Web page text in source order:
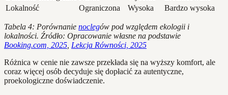
Lokalność
Ograniczona Wysoka Bardzo wysoka
Tabela 4: Porównanie noclegów pod względem ekologii i
lokalności. Źródło: Opracowanie własne na podstawie
Booking.com, 2025 Lekcja Równości, 2025
Różnica w cenie nie zawsze przekłada się na wyższy komfort, ale
coraz więcej osób decyduje się dopłacić za autentyczne,
proekologiczne doświadczenie.